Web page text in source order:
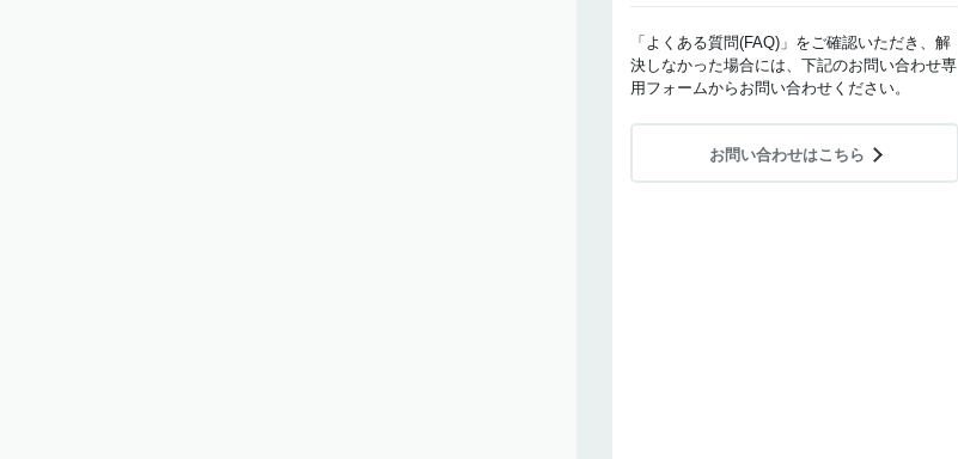
「よくある質問(FAQ)」をご確認いただき、解
決しなかった場合には、下記のお問い合わせ専
用フォームからお問い合わせください。
お問い合わせはこちら